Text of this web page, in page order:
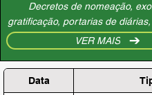
Decretos de nomeação,
gratificação, portarias de
VER MAIS
Data